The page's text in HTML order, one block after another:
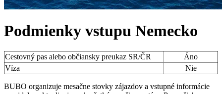
Podmienky vstupu Nemecko
Cestovný pas alebo občiansky preukaz SR/ČR
Áno
Víza
Nie
BUBO organizuje mesačne stovky zájazdov a vstupné informácie